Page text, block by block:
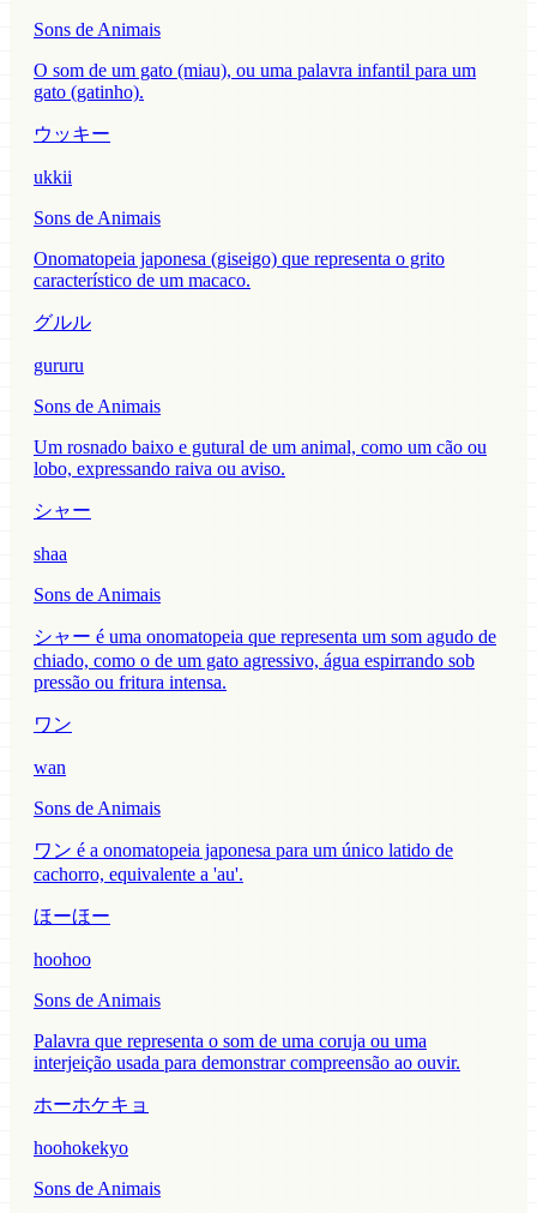
Sons de Animais
O som de um gato (miau), ou uma palavra infantil para um
gato (gatinho).
ウッキー
ukkii
Sons de Animais
Onomatopeia japonesa (giseigo) que representa o grito
característico de um macaco.
グルル
gururu
Sons de Animais
Um rosnado baixo e gutural de um animal, como um cão ou
lobo, expressando raiva ou aviso.
シャー
shaa
Sons de Animais
シャー é uma onomatopeia que representa um som agudo de
chiado, como o de um gato agressivo, água espirrando sob
pressão ou fritura intensa.
ワン
wan
Sons de Animais
ワン é a onomatopeia japonesa para um único latido de
cachorro, equivalente a 'au'.
ほーほー
hoohoo
Sons de Animais
Palavra que representa o som de uma coruja ou uma
interjeição usada para demonstrar compreensão ao ouvir.
ホーホケキョ
hoohokekyo
Sons de Animais